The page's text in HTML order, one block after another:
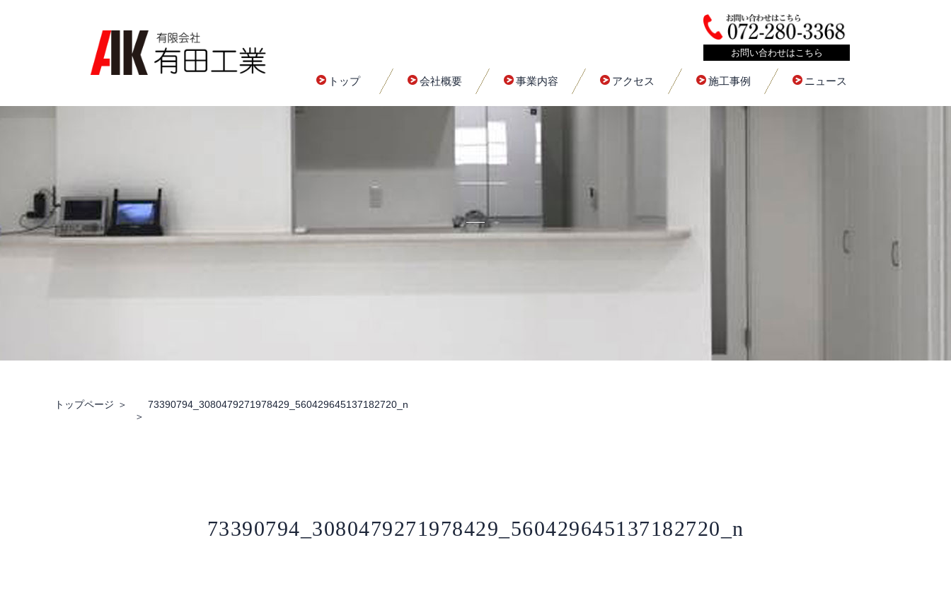
お問い合わせはこちら
トップ 会社概要 事業内容 アクセス 施工事例 ニュース
トップページ 73390794_3080479271978429_560429645137182720_n
73390794_3080479271978429_560429645137182720_n